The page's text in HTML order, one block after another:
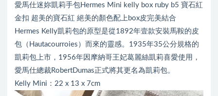
愛馬仕迷妳凱莉手包Hermes Mini kelly box ruby b5 寶石紅
金扣 超美的寶石紅 絕美的顏色配上box皮完美結合
Hermes Kelly凱莉包的原型是從1892年壹款安裝馬鞍的皮
包（Hautacourroies）而來的靈感。1935年35公分規格的
凱莉包上市，1956年因摩納哥王妃葛麗絲凱莉喜愛使用，
愛馬仕總裁RobertDumas正式將其更名為凱莉包。
Kelly Mini：22 x 13 x 7cm